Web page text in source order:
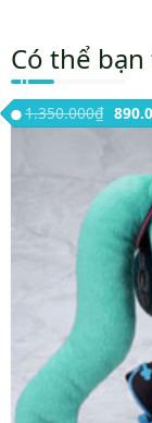
Có thể
1.350.000₫ Giá